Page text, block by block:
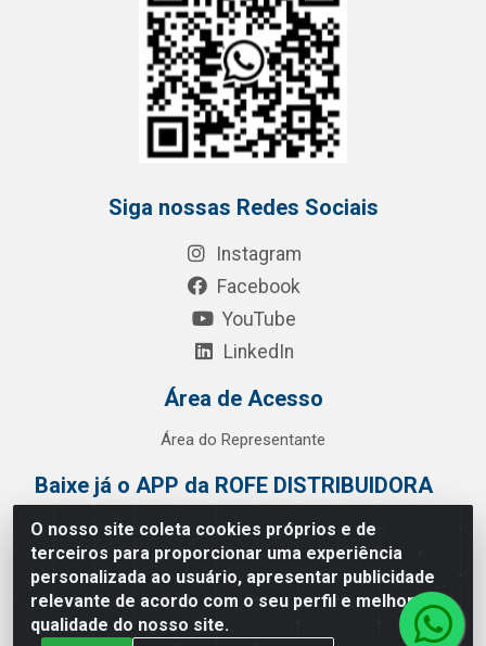
O nosso site coleta cookies próprios e de
terceiros para proporcionar uma experiência
personalizada ao usuário, apresentar publicidade
relevante de acordo com o seu perfil e melhorar a
qualidade do nosso site.
Siga nossas Redes Sociais
Instagram
Facebook
YouTube
LinkedIn
Área de Acesso
Área do Representante
Baixe já o APP da ROFE DISTRIBUIDORA